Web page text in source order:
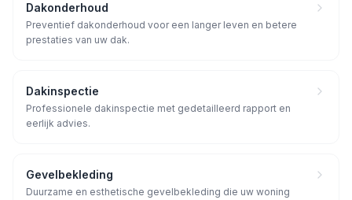
Dakonderhoud
Preventief dakonderhoud voor een langer leven en betere
prestaties van uw dak.
Dakinspectie
Professionele dakinspectie met gedetailleerd rapport en
eerlijk advies.
Gevelbekleding
Duurzame en esthetische gevelbekleding die uw woning